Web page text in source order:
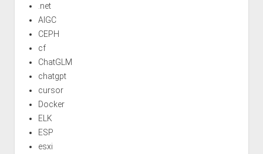
.net
AIGC
CEPH
cf
ChatGLM
chatgpt
cursor
Docker
ELK
ESP
esxi